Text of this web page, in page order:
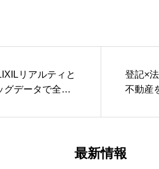
リアルティと
データで全国4
登記×
不動産
最新情報